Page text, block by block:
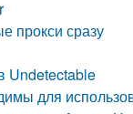
прокси сразу
Undetectable
для